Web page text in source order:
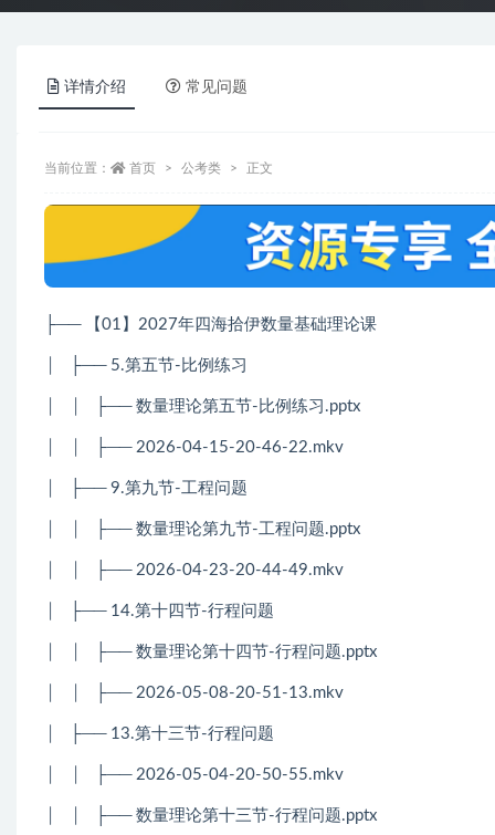
详情介绍 常见问题
当前位置： 首页 公考类 正文
├── 【01】2027年四海拾伊数量基础理论课
│ ├── 5.第五节-比例练习
│ │ ├── 数量理论第五节-比例练习.pptx
│ │ ├── 2026-04-15-20-46-22.mkv
│ ├── 9.第九节-工程问题
│ │ ├── 数量理论第九节-工程问题.pptx
│ │ ├── 2026-04-23-20-44-49.mkv
│ ├── 14.第十四节-行程问题
│ │ ├── 数量理论第十四节-行程问题.pptx
│ │ ├── 2026-05-08-20-51-13.mkv
│ ├── 13.第十三节-行程问题
│ │ ├── 2026-05-04-20-50-55.mkv
│ │ ├── 数量理论第十三节-行程问题.pptx